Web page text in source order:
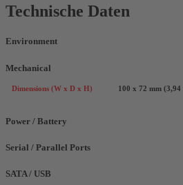
Technische Daten
Environment
Mechanical
Dimensions (W x D x H) 100 x 72 mm
Power / Battery
Serial / Parallel Ports
SATA / USB